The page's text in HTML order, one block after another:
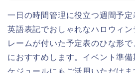
一日の時間管理に役立つ週間予定
英語表記でおしゃれなハロウィ
レームが付いた予定表のひな形
におすすめします。イベント準備